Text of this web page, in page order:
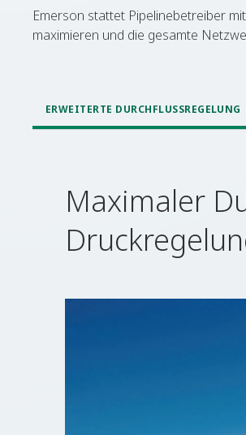
Emerson stattet Pipelinebetreiber
maximieren und die gesamte
ERWEITERTE DURCHFLUSSREGELUNG
Maximaler